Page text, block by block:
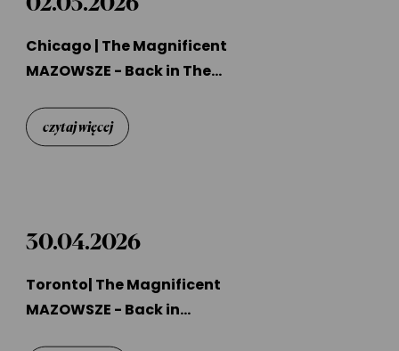
Chicago | The Magnificent
MAZOWSZE - Back in The
czytaj więcej
30.04.2026
Toronto| The Magnificent
MAZOWSZE - Back in